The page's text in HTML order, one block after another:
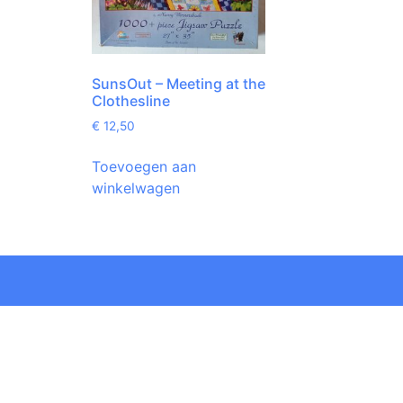
SunsOut – Meeting at the
Clothesline
€ 12,50
Toevoegen aan
winkelwagen